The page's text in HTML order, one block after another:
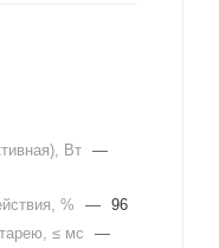
Вт
—
%
— 96
≤ мс
—